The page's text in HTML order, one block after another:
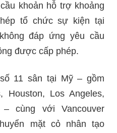
khoản hỗ trợ khoảng
tổ chức sự kiện tại
đáp ứng yêu cầu
được cấp phép.
11 sân tại Mỹ – gồm
Houston, Los Angeles,
cùng với Vancouver
mặt cỏ nhân tạo